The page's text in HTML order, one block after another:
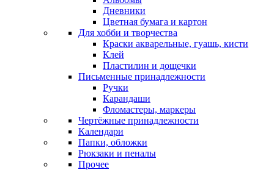
Дневники
Цветная бумага и картон
Для хобби и творчества
Краски акварельные, гуашь, кисти
Клей
Пластилин и дощечки
Письменные принадлежности
Ручки
Карандаши
Фломастеры, маркеры
Чертёжные принадлежности
Календари
Папки, обложки
Рюкзаки и пеналы
Прочее